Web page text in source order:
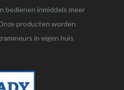
bedienen inmiddels meer
producten worden
in eigen huis